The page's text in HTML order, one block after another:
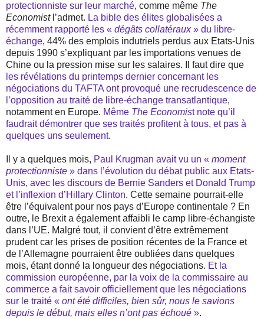
protectionniste sur leur marché, comme même The
Economistl’admet. La bible des élites globalisées a
récemment rapporté les « dégâts collatéraux» du libre-
échange, 44% des emplois indutriels perdus aux Etats-Unis
depuis 1990 s’expliquant par les importations venues de
Chine ou la pression mise sur les salaires. Il faut dire que
les révélations du printemps dernier concernant les
négociations du TAFTA ont provoqué une recrudescence de
l’opposition au traité de libre-échange transatlantique,
notamment en Europe. Même The Economist note qu’il
faudrait démontrer que ses traités profitent à tous, et pas à
quelques uns seulement.
Il y a quelques mois, Paul Krugman avait vu un « moment
protectionniste » dans l’évolution du débat public aux Etats-
Unis, avec les discours de Bernie Sanders et Donald Trump
et l’inflexion d’Hillary Clinton. Cette semaine pourrait-elle
être l’équivalent pour nos pays d’Europe continentale ? En
outre, le Brexit a également affaibli le camp libre-échangiste
dans l’UE. Malgré tout, il convient d’être extrêmement
prudent car les prises de position récentes de la France et
de l’Allemagne pourraient être oubliées dans quelques
mois, étant donné la longueur des négociations. Et la
commission européenne, par la voix de la commissaire au
commerce a fait savoir officiellement que les négociations
sur le traité « ont été difficiles, bien sûr, nous le savions
depuis le début, mais elles n’ont pas échoué ».